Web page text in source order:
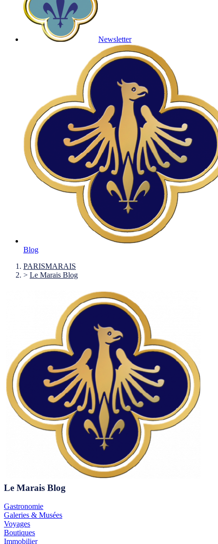
Newsletter
Blog
PARISMARAIS
> Le Marais Blog
Le Marais Blog
Gastronomie
Galeries & Musées
Voyages
Boutiques
Immobilier